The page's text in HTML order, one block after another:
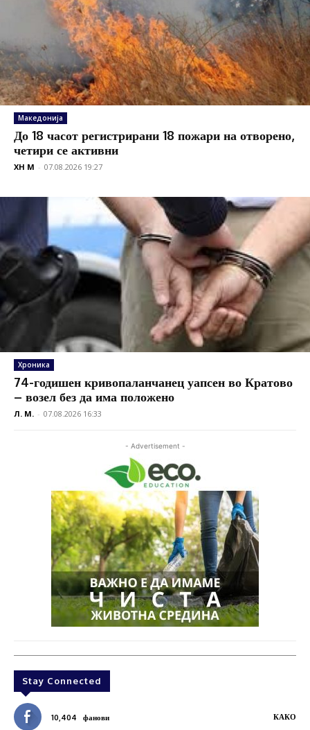
Македонија
До 18 часот регистрирани 18 пожари на отворено,
четири се активни
XH M - 07.08.2026 19:27
Хроника
74-годишен кривопаланчанец уапсен во Кратово
– возел без да има положено
Л. М. - 07.08.2026 16:33
- Advertisement -
Stay Connected
10,404 фанови КАКО